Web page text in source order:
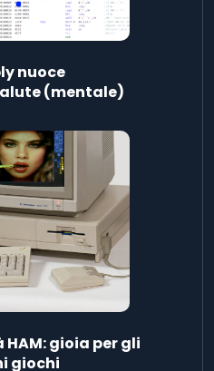
nuoce
(mentale)
gioia per gli
giochi